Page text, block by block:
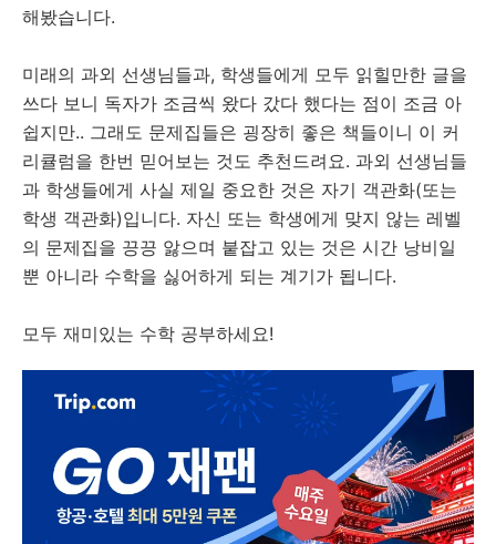
해봤습니다.
미래의 과외 선생님들과, 학생들에게 모두 읽힐만한 글을
쓰다 보니 독자가 조금씩 왔다 갔다 했다는 점이 조금 아
쉽지만.. 그래도 문제집들은 굉장히 좋은 책들이니 이 커
리큘럼을 한번 믿어보는 것도 추천드려요. 과외 선생님들
과 학생들에게 사실 제일 중요한 것은 자기 객관화(또는
학생 객관화)입니다. 자신 또는 학생에게 맞지 않는 레벨
의 문제집을 끙끙 앓으며 붙잡고 있는 것은 시간 낭비일
뿐 아니라 수학을 싫어하게 되는 계기가 됩니다.
모두 재미있는 수학 공부하세요!